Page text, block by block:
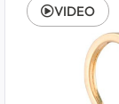
VIDEO